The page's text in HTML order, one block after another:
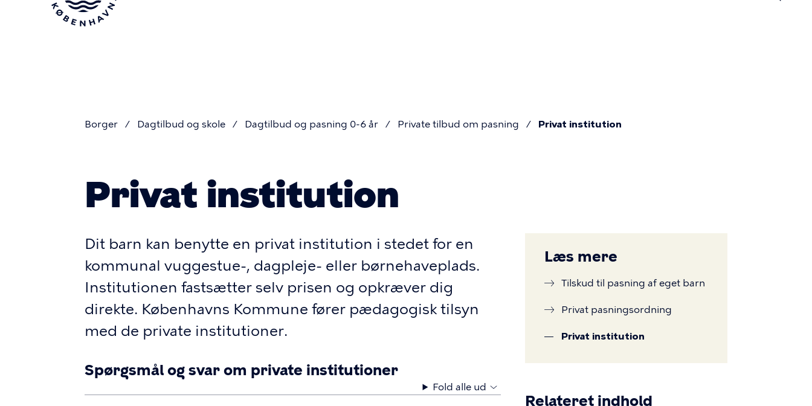
Borger Dagtilbud og skole Dagtilbud og pasning 0-6 år Private tilbud om pasning Privat institution
Privat institution
Dit barn kan benytte en privat institution i stedet for en
kommunal vuggestue-, dagpleje- eller børnehaveplads.
Institutionen fastsætter selv prisen og opkræver dig
direkte. Københavns Kommune fører pædagogisk tilsyn
med de private institutioner.
Spørgsmål og svar om private institutioner
Fold alle ud
Læs mere
Tilskud til pasning af eget barn
Privat pasningsordning
Privat institution
Relateret indhold